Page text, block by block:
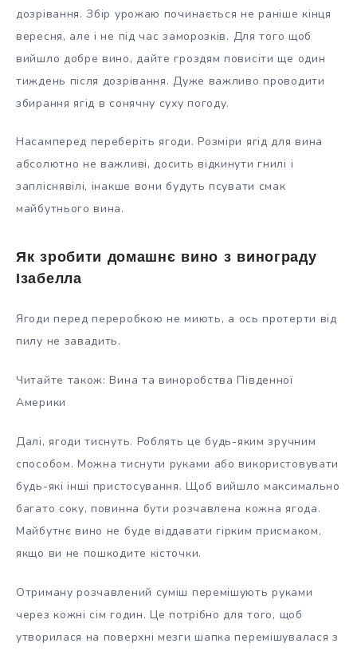
дозрівання. Збір урожаю починається не раніше кінця
вересня, але і не під час заморозків. Для того щоб
вийшло добре вино, дайте гроздям повисіти ще один
тиждень після дозрівання. Дуже важливо проводити
збирання ягід в сонячну суху погоду.
Насамперед переберіть ягоди. Розміри ягід для вина
абсолютно не важливі, досить відкинути гнилі і
запліснявілі, інакше вони будуть псувати смак
майбутнього вина.
Як зробити домашнє вино з винограду
Ізабелла
Ягоди перед переробкою не миють, а ось протерти від
пилу не завадить.
Читайте також: Вина та виноробства Південної
Америки
Далі, ягоди тиснуть. Роблять це будь-яким зручним
способом. Можна тиснути руками або використовувати
будь-які інші пристосування. Щоб вийшло максимально
багато соку, повинна бути розчавлена кожна ягода.
Майбутнє вино не буде віддавати гірким присмаком,
якщо ви не пошкодите кісточки.
Отриману розчавлений суміш перемішують руками
через кожні сім годин. Це потрібно для того, щоб
утворилася на поверхні мезги шапка перемішувалася з